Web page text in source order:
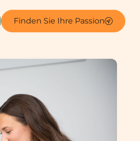
Finden Sie Ihre Passion